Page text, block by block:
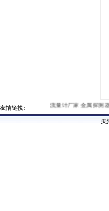
友情链接: 流量计厂家金属探测器
天